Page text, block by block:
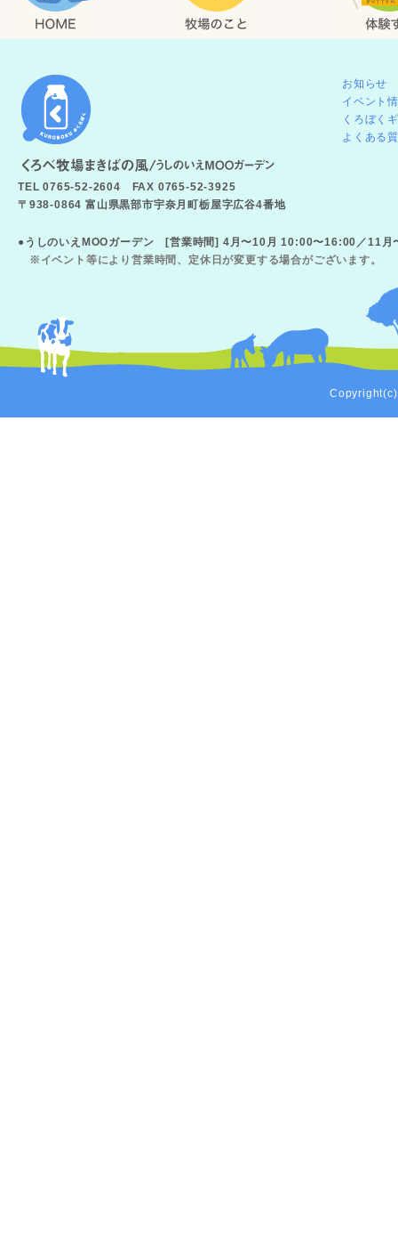
TEL 0765-52-2604 FAX 0765-52-3925
〒938-0864 富山県黒部市宇奈月町栃屋字広谷4番地
お知らせ
イベント
くろぼく
よくある
●うしのいえMOOガーデン [営業時間] 4月〜10月 10:00〜16:00／11
※イベント等により営業時間、定休日が変更する場合がございます。